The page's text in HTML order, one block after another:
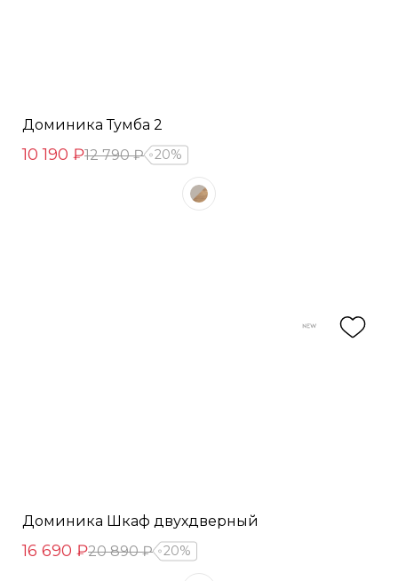
Доминика Тумба 2
10 190 ₽12 790 ₽ 20%
Доминика Шкаф двухдверный
16 690 ₽20 890 ₽ 20%